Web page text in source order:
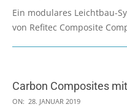
07-
Ein modulares Leichtbau-
von Refitec Composite
Carbon Composites
2019-
ON: 28. JANUAR 2019